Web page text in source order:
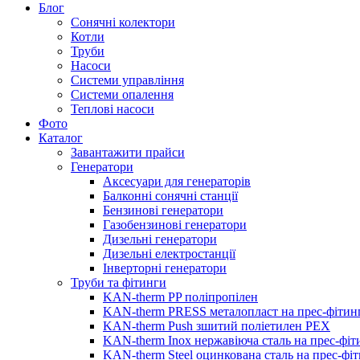
Блог
Сонячні колектори
Котли
Труби
Насоси
Системи управління
Системи опалення
Теплові насоси
Фото
Каталог
Завантажити прайси
Генератори
Аксесуари для генераторів
Балконні сонячні станції
Бензинові генератори
Газобензинові генератори
Дизельні генератори
Дизельні електростанції
Інверторні генератори
Труби та фітинги
KAN-therm PP поліпропілен
KAN-therm PRESS металопласт на прес-
KAN-therm Push зшитий поліетилен PEX
KAN-therm Inox нержавіюча сталь на прес-
KAN-therm Steel оцинкована сталь на прес-